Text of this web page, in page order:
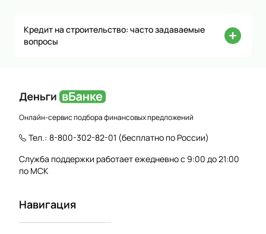
Кредит на строительство: часто задаваемые
вопросы
Онлайн-сервис подбора финансовых предложений
Тел.: 8-800-302-82-01 (бесплатно по России)
Служба поддержки работает ежедневно с 9:00 до 21:00
по МСК
Навигация